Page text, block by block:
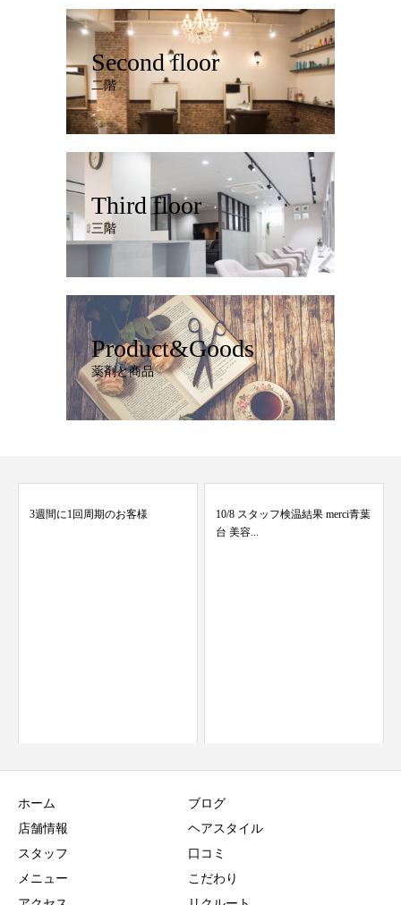
Second floor
二階
Third floor
三階
Product&Goods
薬剤と商品
10/8 スタッフ検温結果 merci青葉
ホーム
店舗情報
スタッフ
メニュー
ブログ
ヘアスタイル
口コミ
こだわり